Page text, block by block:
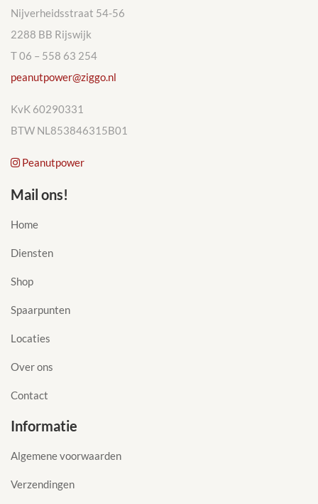
Nijverheidsstraat 54-56
2288 BB Rijswijk
T 06 – 558 63 254
peanutpower@ziggo.nl
KvK 60290331
BTW NL853846315B01
Peanutpower
Mail ons!
Home
Diensten
Shop
Spaarpunten
Locaties
Over ons
Contact
Informatie
Algemene voorwaarden
Verzendingen